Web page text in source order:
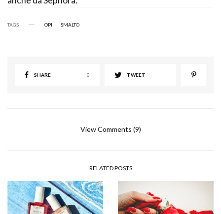
TAGS OPI SMALTO
SHARE 0 TWEET
View Comments (9)
RELATED POSTS